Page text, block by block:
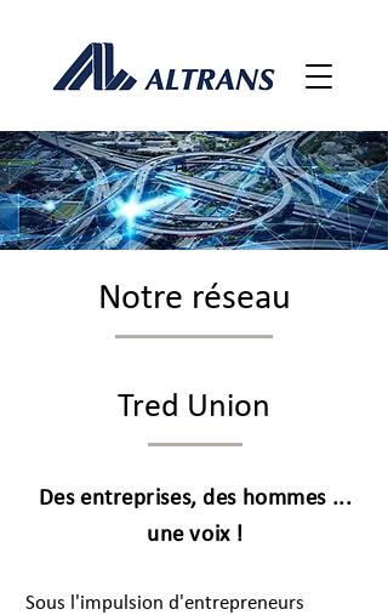
Notre réseau
Tred Union
Des entreprises, des hommes ...
une voix !
Sous l'impulsion d'entrepreneurs